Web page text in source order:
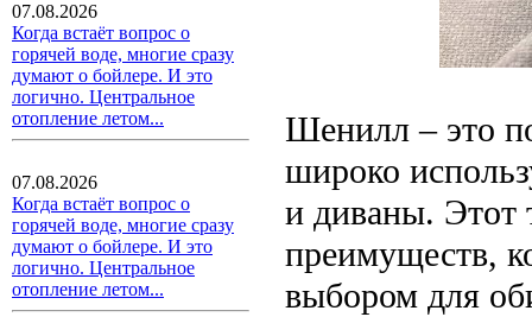
07.08.2026
Когда встаёт вопрос о
горячей воде, многие сразу
думают о бойлере. И это
логично. Центральное
отопление летом...
07.08.2026
Когда встаёт вопрос о
горячей воде, многие сразу
думают о бойлере. И это
логично. Центральное
отопление летом...
Шенилл – это
широко
и диваны. Этот
преимуществ,
выбором для